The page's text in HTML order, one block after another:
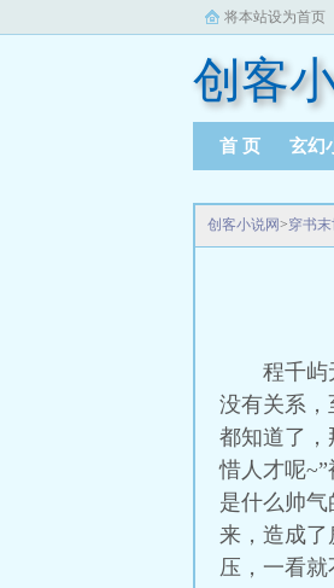
将本站设为首页
创客
首 页 玄幻
创客小说网>穿书
程千屿
没有关系，
都知道了
惜人才呢
是什么帅
来，造成
压，一看